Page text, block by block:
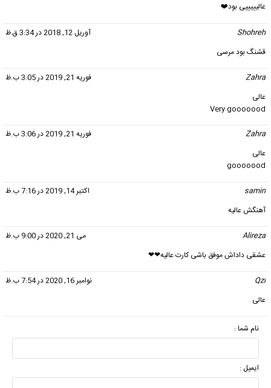
عالیییییی بود❤️
Shohreh
آوریل 12, 2018 در 3:34 ق.ظ
قشنگ بود مرسی
Zahra
فوریه 21, 2019 در 3:05 ب.ظ
عالی
Very gooooood
Zahra
فوریه 21, 2019 در 3:06 ب.ظ
عالی
gooooood
samin
اکتبر 14, 2019 در 7:16 ب.ظ
آهنگش عالیه
Alireza
می 21, 2020 در 9:00 ب.ظ
عشقی داداش موفق باشی کارت عالیه❤❤
Qzl
نوامبر 16, 2020 در 7:54 ب.ظ
عالی
نام شما :
ایمیل :